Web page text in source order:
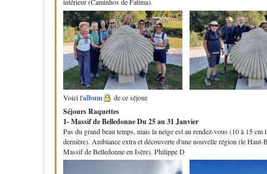
intérieur (Caminhos de Fatima).
Voici l'album de ce séjour.
Séjours Raquettes
1- Massif de BelledonneDu 25 au 31 Janvier
Pas du grand beau temps, mais la neige est au rendez-vous (10 à 15 cm
dernière). Ambiance extra et découverte d'une nouvelle région (le Haut-
Massif de Belledonne en Isère). Philippe D